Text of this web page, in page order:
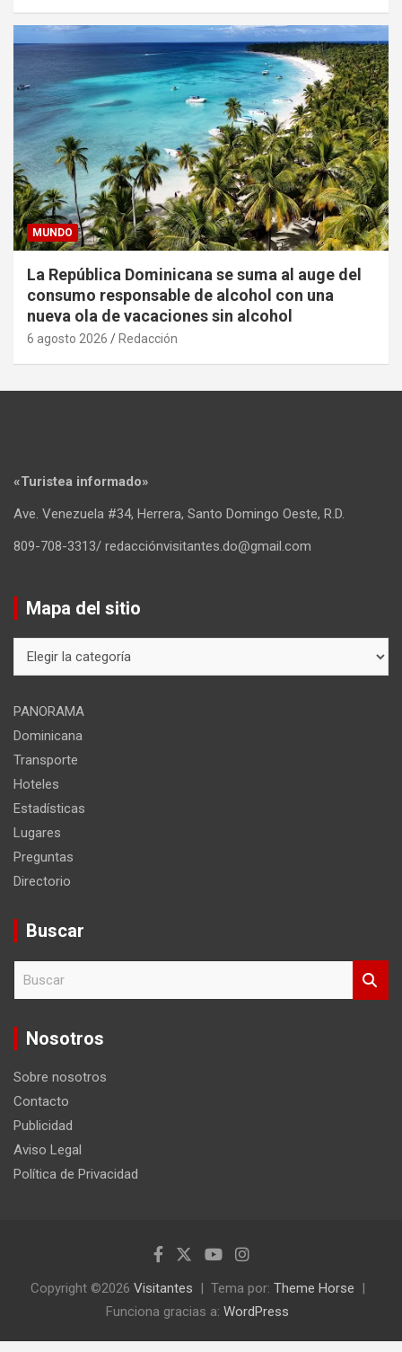
MUNDO
La República Dominicana se suma al auge del
consumo responsable de alcohol con una
nueva ola de vacaciones sin alcohol
6 agosto 2026 Redacción
«Turistea informado»
Ave. Venezuela #34, Herrera, Santo Domingo Oeste, R.D.
809-708-3313/ redacciónvisitantes.do@gmail.com
Mapa del sitio
del
PANORAMA
Dominicana
Transporte
Hoteles
Estadísticas
Lugares
Preguntas
Directorio
Buscar
c
Nosotros
Sobre nosotros
Contacto
Publicidad
Aviso Legal
Política de Privacidad
Copyright ©2026 Visitantes Tema por: Theme Horse
Funciona gracias a: WordPress